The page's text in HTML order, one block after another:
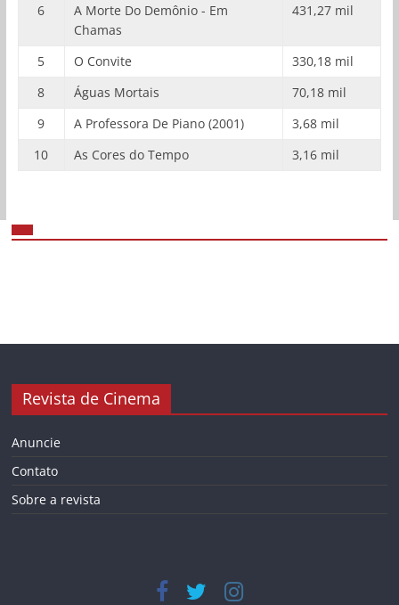
6
A Morte Do Demônio - Em
Chamas
431,27 mil
5 O Convite
330,18 mil
8
Águas Mortais
70,18 mil
9
A Professora De Piano (2001)
3,68 mil
10
As Cores do Tempo 3,16 mil
Revista de Cinema
Anuncie
Contato
Sobre a revista